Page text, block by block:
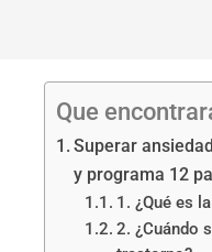
Que
Superar
y programa 12
1. ¿Qué es
2. ¿Cuándo